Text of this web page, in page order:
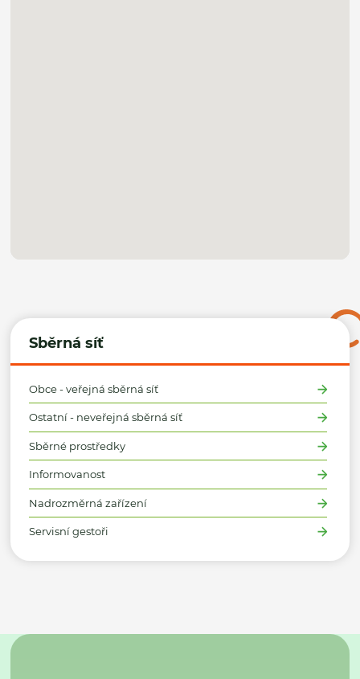
Sběrná síť
Obce - veřejná sběrná síť
Ostatní - neveřejná sběrná síť
Sběrné prostředky
Informovanost
Nadrozměrná zařízení
Servisní gestoři